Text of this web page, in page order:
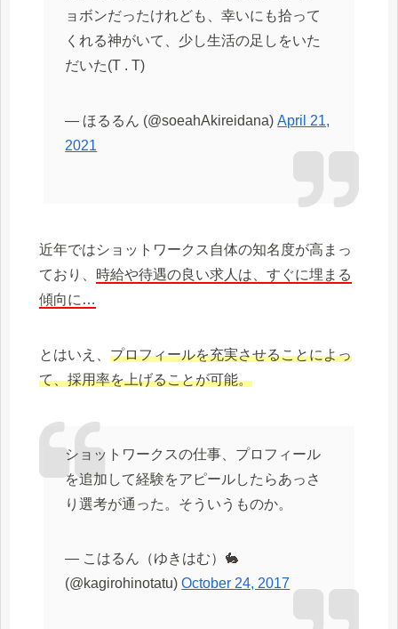
ョボンだったけれども、幸いにも拾って
くれる神がいて、少し生活の足しをいた
だいた(T . T)
— ほるるん (@soeahAkireidana)April 21,
2021
近年ではショットワークス自体の知名度が高まっ
ており、 時給や待遇の良い求人は、すぐに埋まる
傾向に…
とはいえ、プロフィールを充実させることによっ
て、採用率を上げることが可能。
ショットワークスの仕事、プロフィール
を追加して経験をアピールしたらあっさ
り選考が通った。そういうものか。
— こはるん（ゆきはむ）🐇
(@kagirohinotatu)October 24, 2017